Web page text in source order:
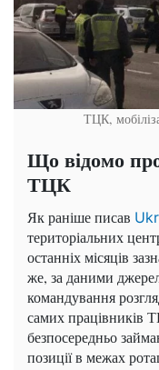
ТЦК,
Що відомо
ТЦК
Як раніше писав
територіальних
останніх місяців
же, за даними
командування
самих працівників
безпосередньо
позиції в межах